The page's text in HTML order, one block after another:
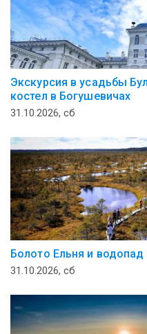
Экскурсия в усадьбы
костел в Богушевичах
31.10.2026, сб
Болото Ельня и водопад
31.10.2026, сб